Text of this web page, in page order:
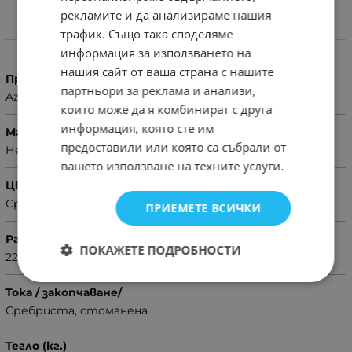
Характеристики
Производител
Azzuro
Материал
Неръждаема стомана
Цвят
Сребрист
Размер
22mm
Тока / закопчаване/
Сребриста, стоманена
Тегло (кг.)
рекламите и да анализираме нашия
трафик. Също така споделяме
информация за използването на
нашия сайт от ваша страна с нашите
партньори за реклама и анализи,
които може да я комбинират с друга
информация, която сте им
предоставили или която са събрали от
вашето използване на техните услуги.
ПРИЕМЕТЕ ВСИЧКИ
ПОКАЖЕТЕ ПОДРОБНОСТИ